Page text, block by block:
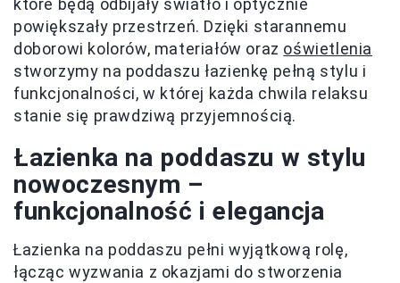
które będą odbijały światło i optycznie
powiększały przestrzeń. Dzięki starannemu
doborowi kolorów, materiałów oraz oświetlenia
stworzymy na poddaszu łazienkę pełną stylu i
funkcjonalności, w której każda chwila relaksu
stanie się prawdziwą przyjemnością.
Łazienka na poddaszu w stylu
nowoczesnym –
funkcjonalność i elegancja
Łazienka na poddaszu pełni wyjątkową rolę,
łącząc wyzwania z okazjami do stworzenia